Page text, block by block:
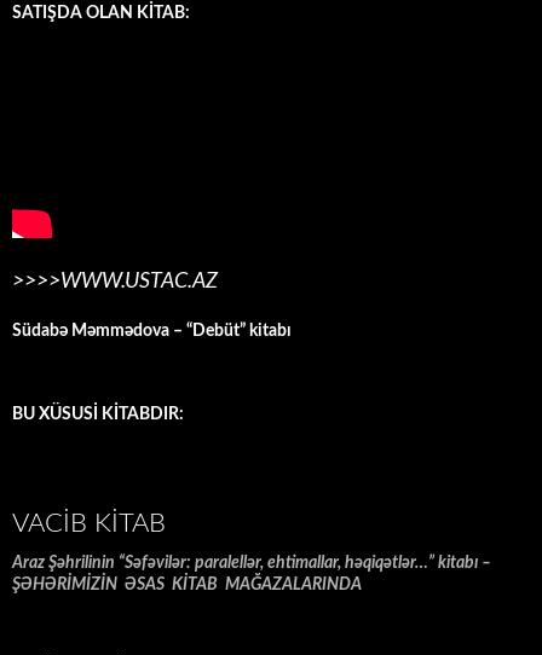
SATIŞDA OLAN KİTAB:
>>>>WWW.USTAC.AZ
Südabə Məmmədova – “Debüt” kitabı
BU XÜSUSİ KİTABDIR:
VACIB KITAB
Araz Şəhrilinin “Səfəvilər: paralellər, ehtimallar, həqiqətlər…” kitabı –
ŞƏHƏRİMİZİN ƏSAS KİTAB MAĞAZALARINDA